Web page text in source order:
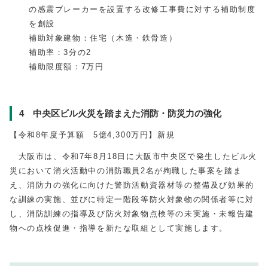
の感震ブレーカーを設置する改修工事費に対する補助制度
を創設
補助対象建物：住宅（木造・鉄骨造）
補助率：3分の2
補助限度額：7万円
4 中央区ビル火災を踏まえた消防・防災力の強化
【令和8年度予算額 5億4,300万円】新規
大阪市は、令和7年8月18日に大阪市中央区で発生したビル火
災において消火活動中の消防職員2名が殉職した事案を踏ま
え、消防力の強化に向けた警防活動資器材等の整備及び効果的
な訓練の実施、並びに特定一階段等防火対象物の関係者等に対
し、消防訓練の指導及び防火対象物点検等の未実施・未報告建
物への点検促進・指導を新たな取組として実施します。